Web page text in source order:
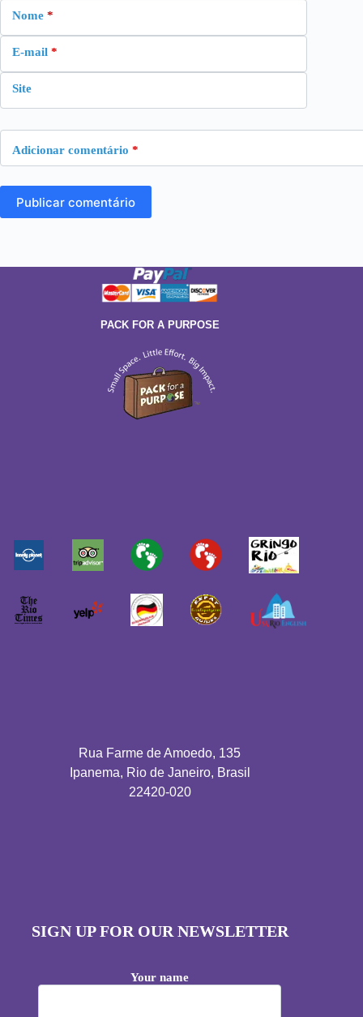
Nome *
E-mail *
Site
Adicionar comentário *
Publicar comentário
PACK FOR A PURPOSE
Rua Farme de Amoedo, 135
Ipanema, Rio de Janeiro, Brasil
22420-020
SIGN UP FOR OUR NEWSLETTER
Your name